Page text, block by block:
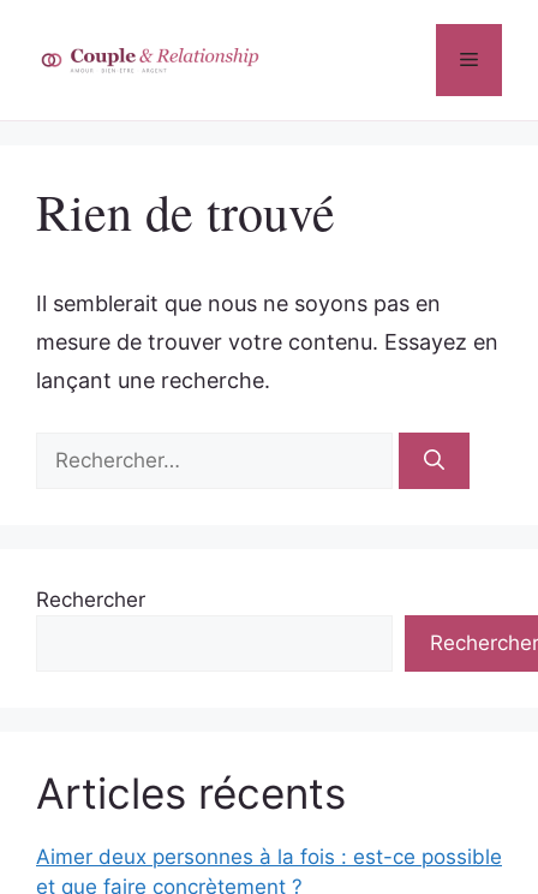
contenu
Menu
Rien de trouvé
Il semblerait que nous ne soyons pas en
mesure de trouver votre contenu. Essayez en
lançant une recherche.
Rechercher :
Rechercher
Rechercher
Articles récents
Aimer deux personnes à la fois : est-ce possible
et que faire concrètement ?